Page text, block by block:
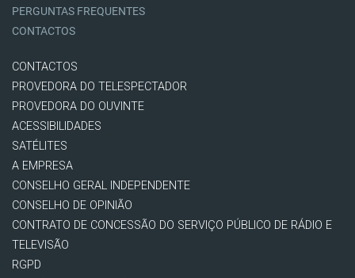
PERGUNTAS FREQUENTES
CONTACTOS
CONTACTOS
PROVEDORA DO TELESPECTADOR
PROVEDORA DO OUVINTE
ACESSIBILIDADES
SATÉLITES
A EMPRESA
CONSELHO GERAL INDEPENDENTE
CONSELHO DE OPINIÃO
CONTRATO DE CONCESSÃO DO SERVIÇO PÚBLICO DE RÁDIO E
TELEVISÃO
RGPD